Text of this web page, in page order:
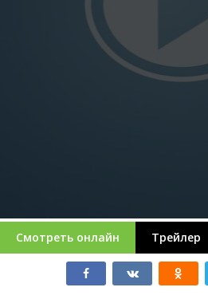
Смотреть онлайн Трейлер